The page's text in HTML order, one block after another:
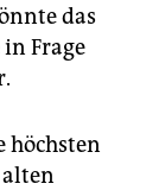
das
Frage
höchsten
alten